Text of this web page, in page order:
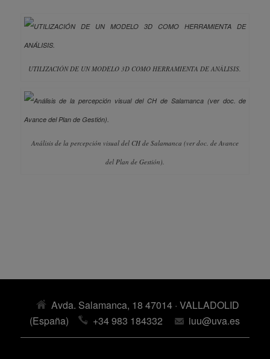
UTILIZACIÓN DE UN MODELO 3D COMO HERRAMIENTA DE ANÁLISIS.
Análisis de la percepción visual del CH de Salamanca (ver doc. de Avance
del Plan de Gestión).
Avda. Salamanca, 18 47014 · VALLADOLID
(España)
+34 983 184332 iuu@uva.es